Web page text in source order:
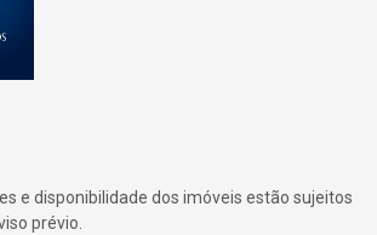
e disponibilidade dos imóveis estão sujeitos
prévio.